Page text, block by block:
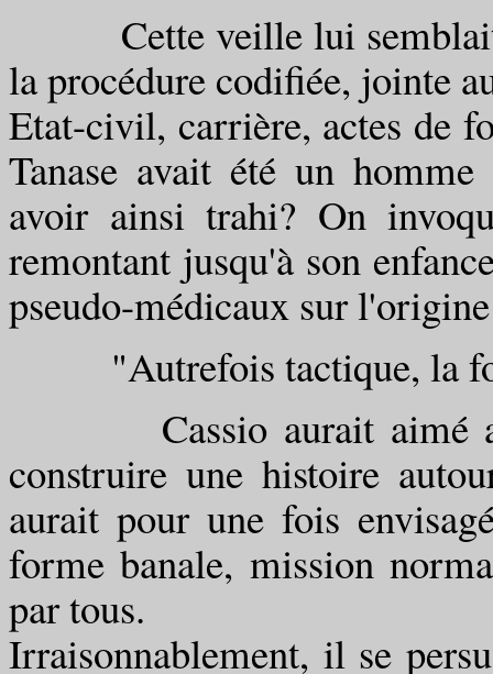
Cette veille lui semblait
la procédure codifiée, jointe
Etat-civil, carrière, actes de
Tanase avait été un
avoir ainsi trahi? On
remontant jusqu'à son
pseudo-médicaux sur
"Autrefois tactique, la
Cassio aurait aimé
construire une histoire
aurait pour une fois
forme banale, mission
par tous.
Irraisonnablement, il se